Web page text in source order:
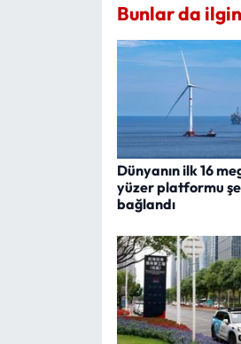
Bunlar da
Dünyanın ilk 16
yüzer platformu
bağlandı